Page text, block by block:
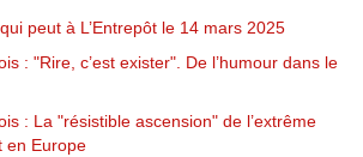
peut à L’Entrepôt le 14 mars 2025
: "Rire, c’est exister". De l’humour dans le
: La "résistible ascension" de l’extrême
en Europe